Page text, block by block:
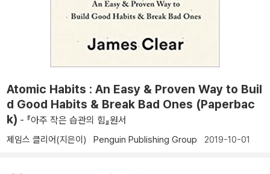
Atomic Habits : An Easy & Proven Way to Buil
d Good Habits & Break Bad Ones (Paperbac
k) - 『아주 작은 습관의 힘』원서
제임스 클리어(지은이) Penguin Publishing Group 2019-10-01